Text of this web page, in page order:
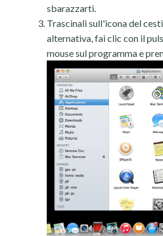
sbarazzarti.
Trascinali sull'icona del
alternativa, fai clic con il
mouse sul programma e